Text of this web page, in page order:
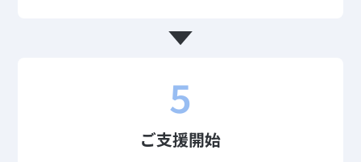
5
ご支援開始